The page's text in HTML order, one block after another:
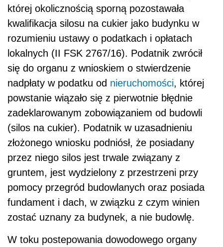
której okolicznością sporną pozostawała
kwalifikacja silosu na cukier jako budynku w
rozumieniu ustawy o podatkach i opłatach
lokalnych (II FSK 2767/16). Podatnik zwrócił
się do organu z wnioskiem o stwierdzenie
nadpłaty w podatku od nieruchomości, której
powstanie wiązało się z pierwotnie błędnie
zadeklarowanym zobowiązaniem od budowli
(silos na cukier). Podatnik w uzasadnieniu
złożonego wniosku podniósł, że posiadany
przez niego silos jest trwale związany z
gruntem, jest wydzielony z przestrzeni przy
pomocy przegród budowlanych oraz posiada
fundament i dach, w związku z czym winien
zostać uznany za budynek, a nie budowlę.
W toku postepowania dowodowego organy